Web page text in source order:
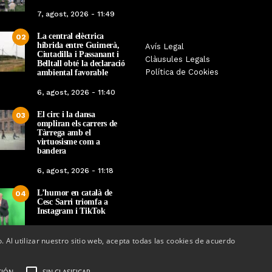
7, agost, 2026 - 11:49
02
La central elèctrica
híbrida entre Guimerà,
Ciutadilla i Passanant i
Belltall obté la declaració
ambiental favorable
6, agost, 2026 - 11:40
03
El circ i la dansa
ompliran els carrers de
Tàrrega amb el
virtuosisme com a
bandera
6, agost, 2026 - 11:18
04
L’humor en català de
Cesc Sarri triomfa a
Instagram i TikTok
Avís Legal
Clàusules Legals
Política de Cookies
Tàrrega edita un llibre sobre la
història dels gegants de la ciutat
en el marc de la Festa Major
Per Tàrrega Televisió
La botiga L’K de
converteix en nou
referència de
utilizar nuestro sitio web, acepta todas las cookies de acuerdo